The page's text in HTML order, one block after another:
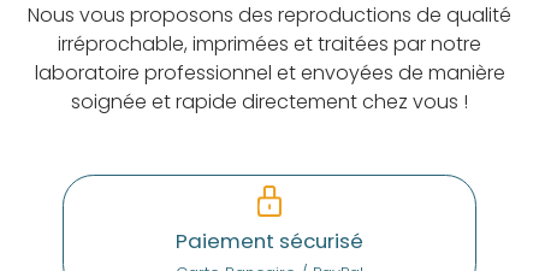
Nous vous proposons des reproductions de qualité
irréprochable, imprimées et traitées par notre
laboratoire professionnel et envoyées de manière
soignée et rapide directement chez vous !
Paiement sécurisé